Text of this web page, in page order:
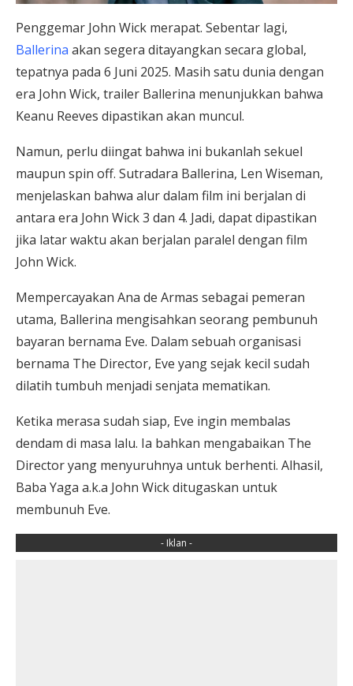
Penggemar John Wick merapat. Sebentar lagi,
Ballerina akan segera ditayangkan secara global,
tepatnya pada 6 Juni 2025. Masih satu dunia dengan
era John Wick, trailer Ballerina menunjukkan bahwa
Keanu Reeves dipastikan akan muncul.
Namun, perlu diingat bahwa ini bukanlah sekuel
maupun spin off. Sutradara Ballerina, Len Wiseman,
menjelaskan bahwa alur dalam film ini berjalan di
antara era John Wick 3 dan 4. Jadi, dapat dipastikan
jika latar waktu akan berjalan paralel dengan film
John Wick.
Mempercayakan Ana de Armas sebagai pemeran
utama, Ballerina mengisahkan seorang pembunuh
bayaran bernama Eve. Dalam sebuah organisasi
bernama The Director, Eve yang sejak kecil sudah
dilatih tumbuh menjadi senjata mematikan.
Ketika merasa sudah siap, Eve ingin membalas
dendam di masa lalu. Ia bahkan mengabaikan The
Director yang menyuruhnya untuk berhenti. Alhasil,
Baba Yaga a.k.a John Wick ditugaskan untuk
membunuh Eve.
- Iklan -